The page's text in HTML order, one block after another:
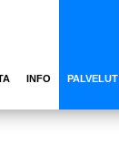
INFO PALVELUT